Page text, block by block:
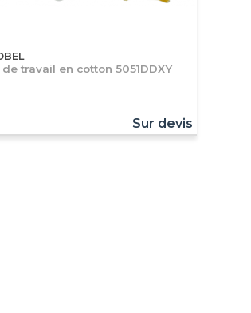
de travail en cotton 5051DDXY
Sur devis